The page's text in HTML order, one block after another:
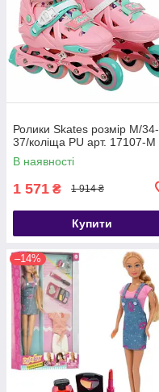
Ролики Skates розмір M/34-
37/коліща PU арт. 17107-М
В наявності
1 571 ₴ 1 914 ₴
Купити
–14%